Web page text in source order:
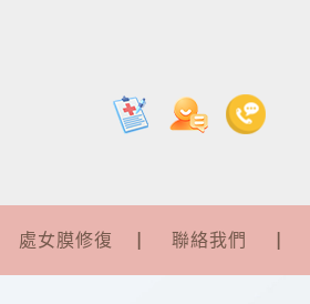
處女膜修復 聯絡我們